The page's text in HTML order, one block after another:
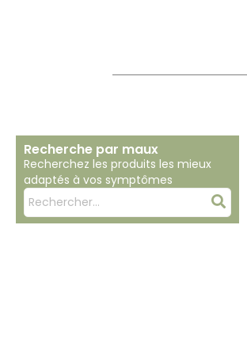
Recherche par maux
Recherchez les produits les mieux
adaptés à vos symptômes
Mots
clés